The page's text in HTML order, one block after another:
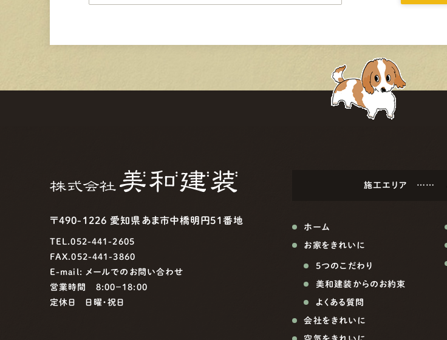
〒490-1226 愛知県あま市中橋明円51番地
TEL.052-441-2605
FAX.052-441-3860
E-mail: メールでのお問い合わせ
営業時間 8:00−18:00
定休日 日曜・祝日
施工エリア ……
ホーム
お家をきれいに
5つのこだわり
美和建装からのお約束
よくある質問
会社をきれいに